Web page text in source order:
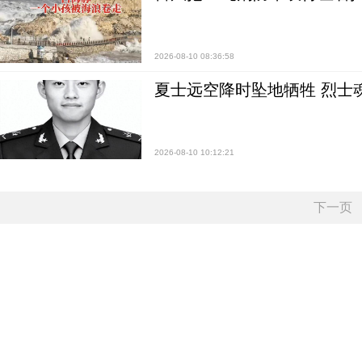
2026-08-10 08:36:58
夏士远空降时坠地牺牲 烈士
2026-08-10 10:12:21
下一页